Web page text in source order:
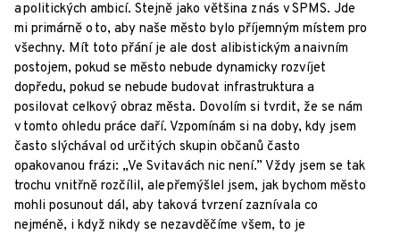
a politických ambicí. Stejně jako většina z nás v SPMS. Jde
mi primárně o to, aby naše město bylo příjemným místem pro
všechny. Mít toto přání je ale dost alibistickým a naivním
postojem, pokud se město nebude dynamicky rozvíjet
dopředu, pokud se nebude budovat infrastruktura a
posilovat celkový obraz města. Dovolím si tvrdit, že se nám
v tomto ohledu práce daří. Vzpomínám si na doby, kdy jsem
často slýchával od určitých skupin občanů často
opakovanou frázi: „Ve Svitavách nic není.” Vždy jsem se tak
trochu vnitřně rozčílil, ale přemýšlel jsem, jak bychom město
mohli posunout dál, aby taková tvrzení zaznívala co
nejméně, i když nikdy se nezavděčíme všem, to je